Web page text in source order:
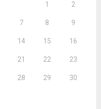
1 2
7 8 9
14 15 16
21 22 23
28 29 30